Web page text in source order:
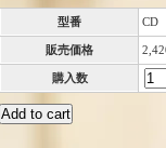
型番 CD
販売価格
購入数